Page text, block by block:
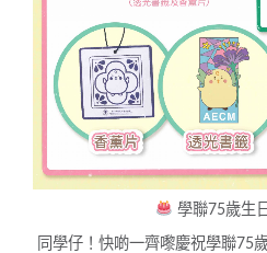
學聯75歲生
同學仔！快啲一齊嚟慶祝學聯75